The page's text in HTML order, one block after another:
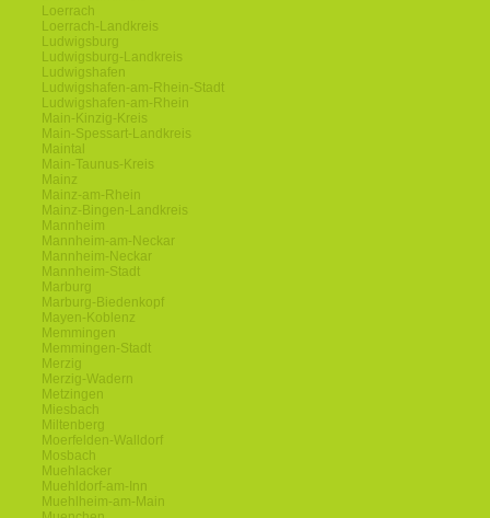
Loerrach
Loerrach-Landkreis
Ludwigsburg
Ludwigsburg-Landkreis
Ludwigshafen
Ludwigshafen-am-Rhein-Stadt
Ludwigshafen-am-Rhein
Main-Kinzig-Kreis
Main-Spessart-Landkreis
Maintal
Main-Taunus-Kreis
Mainz
Mainz-am-Rhein
Mainz-Bingen-Landkreis
Mannheim
Mannheim-am-Neckar
Mannheim-Neckar
Mannheim-Stadt
Marburg
Marburg-Biedenkopf
Mayen-Koblenz
Memmingen
Memmingen-Stadt
Merzig
Merzig-Wadern
Metzingen
Miesbach
Miltenberg
Moerfelden-Walldorf
Mosbach
Muehlacker
Muehldorf-am-Inn
Muehlheim-am-Main